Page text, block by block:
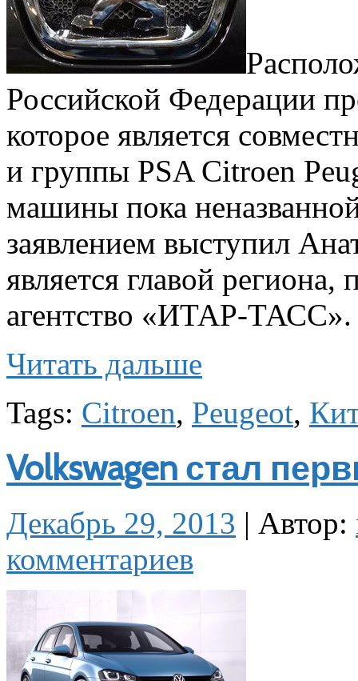
Российской Федерации
которое является
и группы PSA Citroen
машины пока
заявлением выступил
является главой
агентство «ИТАР-ТАСС».
Читать дальше
Tags: Citroen, Peugeot,
Volkswagen стал
Декабрь 29, 2013 | Автор:
комментариев